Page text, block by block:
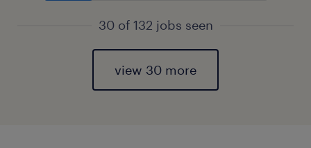
30 of 132 jobs seen
view 30 more